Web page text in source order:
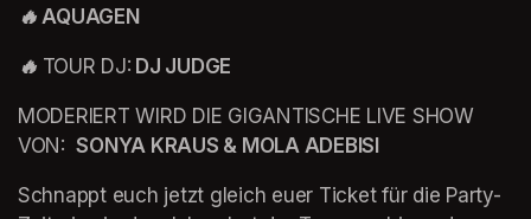
🔥 AQUAGEN
🔥 TOUR DJ: DJ JUDGE
MODERIERT WIRD DIE GIGANTISCHE LIVE SHOW
VON: SONYA KRAUS & MOLA ADEBISI
Schnappt euch jetzt gleich euer Ticket für die Party-